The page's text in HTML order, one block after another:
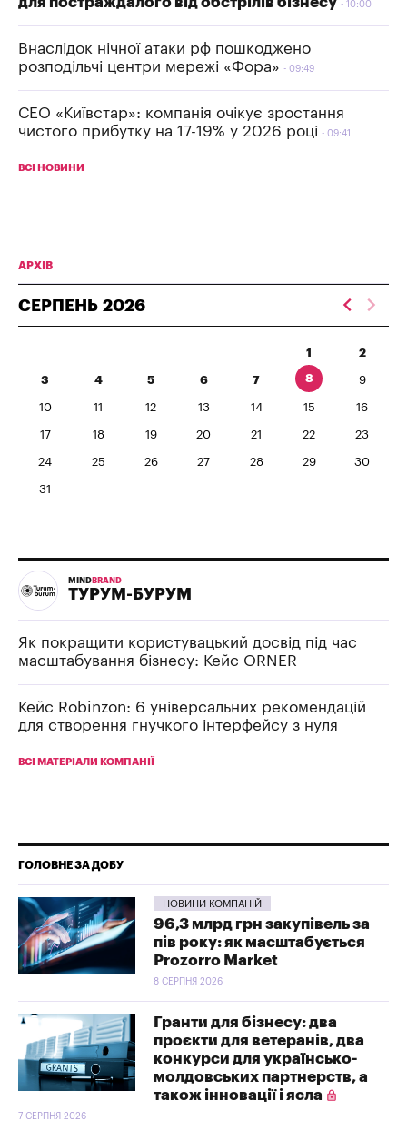
10:00
Внаслідок нічної атаки рф пошкоджено
розподільчі центри мережі «Фора»
09:49
СЕО «Київстар»: компанія очікує зростання
чистого прибутку на 17-19% у 2026 році
09:41
ВСІ НОВИНИ
АРХІВ
СЕРПЕНЬ 2026
1 2
3 4 5 6 7 8 9
10 11 12 13 14 15 16
17 18 19 20 21 22 23
24 25 26 27 28 29 30
31
MIND BRAND
ТУРУМ-БУРУМ
Як покращити користувацький досвід під час
масштабування бізнесу: Кейс ORNER
Кейс Robinzon: 6 універсальних рекомендацій
для створення гнучкого інтерфейсу з нуля
ВСІ МАТЕРІАЛИ КОМПАНІЇ
ГОЛОВНЕ ЗА ДОБУ
НОВИНИ КОМПАНІЙ
96,3 млрд грн закупівель за
пів року: як масштабується
Prozorro Market
8 СЕРПНЯ 2026
Гранти для бізнесу: два
проєкти для ветеранів, два
конкурси для українсько-
молдовських партнерств, а
також інновації і ясла
7 СЕРПНЯ 2026